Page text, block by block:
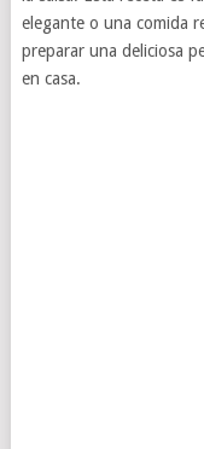
elegante o una comida
preparar una deliciosa
en casa.